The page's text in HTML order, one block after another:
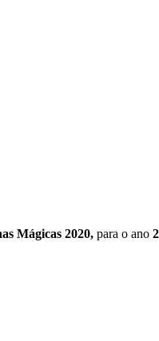
Mágicas 2020, para o ano